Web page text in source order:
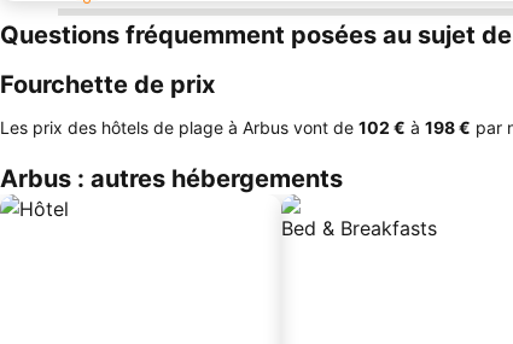
Questions fréquemment posées au sujet
Fourchette de prix
Les prix des hôtels de plage à Arbus vont de ‎102 € à ‎198 € par
Arbus : autres hébergements